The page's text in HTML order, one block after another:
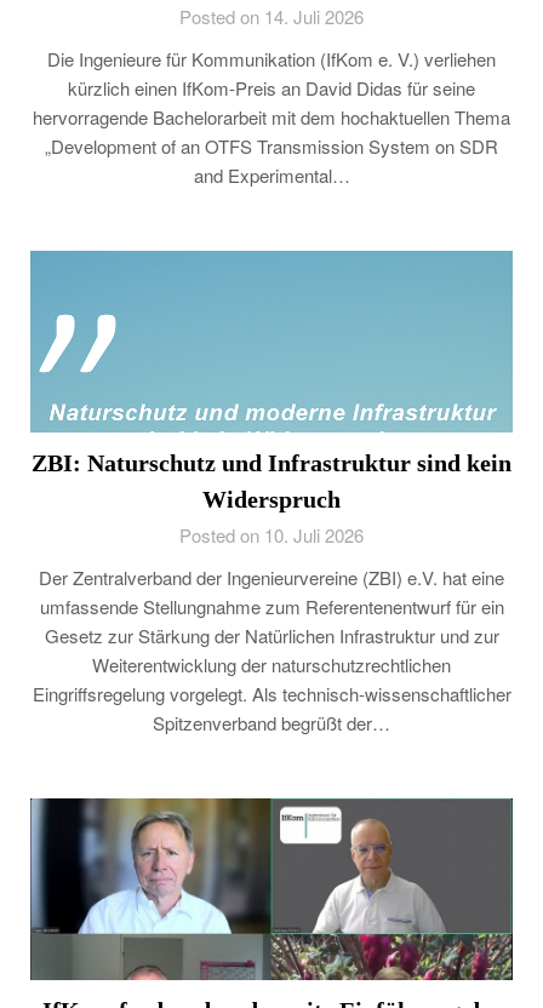
Posted on 14. Juli 2026
Die Ingenieure für Kommunikation (IfKom e. V.) verliehen
kürzlich einen IfKom-Preis an David Didas für seine
hervorragende Bachelorarbeit mit dem hochaktuellen Thema
„Development of an OTFS Transmission System on SDR
and Experimental…
ZBI: Naturschutz und Infrastruktur sind kein
Widerspruch
Posted on 10. Juli 2026
Der Zentralverband der Ingenieurvereine (ZBI) e.V. hat eine
umfassende Stellungnahme zum Referentenentwurf für ein
Gesetz zur Stärkung der Natürlichen Infrastruktur und zur
Weiterentwicklung der naturschutzrechtlichen
Eingriffsregelung vorgelegt. Als technisch-wissenschaftlicher
Spitzenverband begrüßt der…